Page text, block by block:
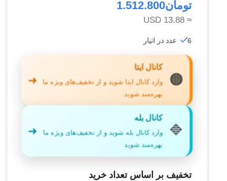
تومان1.512.800
≈ 13.88 USD
6 عدد در انبار
🟠
کانال ایتا
وارد کانال ایتا شوید و از تخفیف‌های ویژه ما
بهره‌مند شوید
➜
🔷
کانال بله
وارد کانال بله شوید و از تخفیف‌های ویژه ما
بهره‌مند شوید
➜
تخفیف بر اساس تعداد خرید